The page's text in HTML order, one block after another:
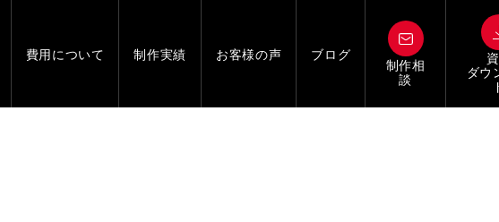
費用について 制作実績 お客様の声 ブログ
制作相
談
ダウ